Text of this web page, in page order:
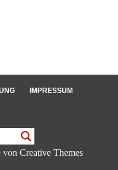
IMPRESSUM
vonCreative Themes